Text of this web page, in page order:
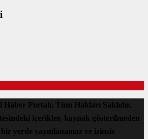
Portalı. Tüm Hakları Saklıdır.
içerikler, kaynak gösterilmeden
yerde yayınlanamaz ve izinsiz